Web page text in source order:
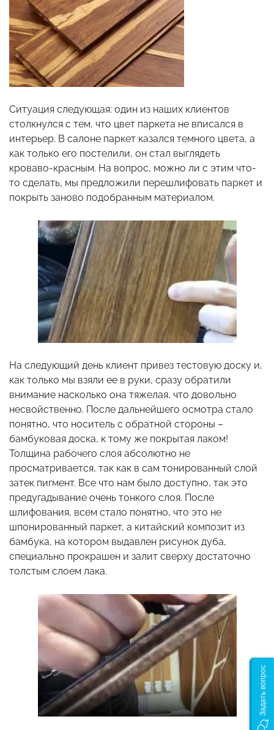
Ситуация следующая: один из наших клиентов
столкнулся с тем, что цвет паркета не вписался в
интерьер. В салоне паркет казался темного цвета, а
как только его постелили, он стал выглядеть
кроваво-красным. На вопрос, можно ли с этим что-
то сделать, мы предложили перешлифовать паркет и
покрыть заново подобранным материалом.
На следующий день клиент привез тестовую доску и,
как только мы взяли ее в руки, сразу обратили
внимание насколько она тяжелая, что довольно
несвойственно. После дальнейшего осмотра стало
понятно, что носитель с обратной стороны –
бамбуковая доска, к тому же покрытая лаком!
Толщина рабочего слоя абсолютно не
просматривается, так как в сам тонированный слой
затек пигмент. Все что нам было доступно, так это
предугадывание очень тонкого слоя. После
шлифования, всем стало понятно, что это не
шпонированный паркет, а китайский композит из
бамбука, на котором выдавлен рисунок дуба,
специально прокрашен и залит сверху достаточно
толстым слоем лака.
Задать вопрос